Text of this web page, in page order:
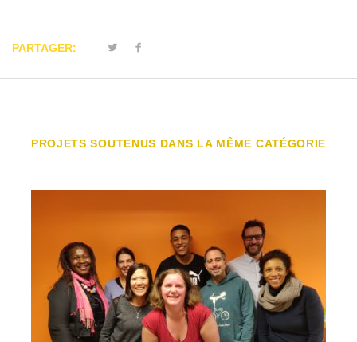
PARTAGER:
PROJETS SOUTENUS DANS LA MÊME CATÉGORIE
CLUBHOUSE LYON
Accompagnement socio-professionnel de
personnes vivant avec un trouble
psychique, Lyon